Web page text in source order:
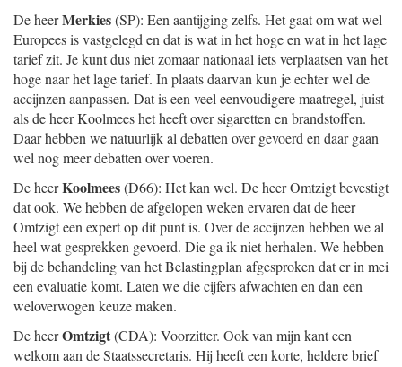
De heerMerkies(SP): Een aantijging zelfs. Het gaat om wat wel
Europees is vastgelegd en dat is wat in het hoge en wat in het lage
tarief zit. Je kunt dus niet zomaar nationaal iets verplaatsen van het
hoge naar het lage tarief. In plaats daarvan kun je echter wel de
accijnzen aanpassen. Dat is een veel eenvoudigere maatregel, juist
als de heer Koolmees het heeft over sigaretten en brandstoffen.
Daar hebben we natuurlijk al debatten over gevoerd en daar gaan
wel nog meer debatten over voeren.
De heerKoolmees(D66): Het kan wel. De heer Omtzigt bevestigt
dat ook. We hebben de afgelopen weken ervaren dat de heer
Omtzigt een expert op dit punt is. Over de accijnzen hebben we al
heel wat gesprekken gevoerd. Die ga ik niet herhalen. We hebben
bij de behandeling van het Belastingplan afgesproken dat er in mei
een evaluatie komt. Laten we die cijfers afwachten en dan een
weloverwogen keuze maken.
De heerOmtzigt(CDA): Voorzitter. Ook van mijn kant een
welkom aan de Staatssecretaris. Hij heeft een korte, heldere brief